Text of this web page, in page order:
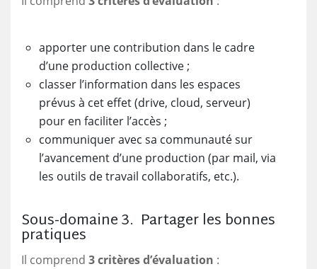
apporter une contribution dans le cadre
d’une production collective ;
classer l’information dans les espaces
prévus à cet effet (drive, cloud, serveur)
pour en faciliter l’accès ;
communiquer avec sa communauté sur
l’avancement d’une production (par mail, via
les outils de travail collaboratifs, etc.).
Sous-domaine 3. Partager les bonnes
pratiques
Il comprend 3 critères d’évaluation :